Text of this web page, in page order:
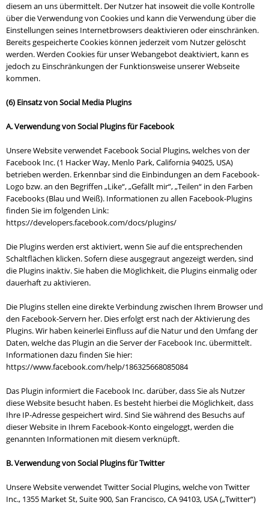
diesem an uns übermittelt. Der Nutzer hat insoweit die volle Kontrolle
über die Verwendung von Cookies und kann die Verwendung über die
Einstellungen seines Internetbrowsers deaktivieren oder einschränken.
Bereits gespeicherte Cookies können jederzeit vom Nutzer gelöscht
werden. Werden Cookies für unser Webangebot deaktiviert, kann es
jedoch zu Einschränkungen der Funktionsweise unserer Webseite
kommen.
(6) Einsatz von Social Media Plugins
A. Verwendung von Social Plugins für Facebook
Unsere Website verwendet Facebook Social Plugins, welches von der
Facebook Inc. (1 Hacker Way, Menlo Park, California 94025, USA)
betrieben werden. Erkennbar sind die Einbindungen an dem Facebook-
Logo bzw. an den Begriffen „Like“, „Gefällt mir“, „Teilen“ in den Farben
Facebooks (Blau und Weiß). Informationen zu allen Facebook-Plugins
finden Sie im folgenden Link:
https://developers.facebook.com/docs/plugins/
Die Plugins werden erst aktiviert, wenn Sie auf die entsprechenden
Schaltflächen klicken. Sofern diese ausgegraut angezeigt werden, sind
die Plugins inaktiv. Sie haben die Möglichkeit, die Plugins einmalig oder
dauerhaft zu aktivieren.
Die Plugins stellen eine direkte Verbindung zwischen Ihrem Browser und
den Facebook-Servern her. Dies erfolgt erst nach der Aktivierung des
Plugins. Wir haben keinerlei Einfluss auf die Natur und den Umfang der
Daten, welche das Plugin an die Server der Facebook Inc. übermittelt.
Informationen dazu finden Sie hier:
https://www.facebook.com/help/186325668085084
Das Plugin informiert die Facebook Inc. darüber, dass Sie als Nutzer
diese Website besucht haben. Es besteht hierbei die Möglichkeit, dass
Ihre IP-Adresse gespeichert wird. Sind Sie während des Besuchs auf
dieser Website in Ihrem Facebook-Konto eingeloggt, werden die
genannten Informationen mit diesem verknüpft.
B. Verwendung von Social Plugins für Twitter
Unsere Website verwendet Twitter Social Plugins, welche von Twitter
Inc., 1355 Market St, Suite 900, San Francisco, CA 94103, USA („Twitter“)